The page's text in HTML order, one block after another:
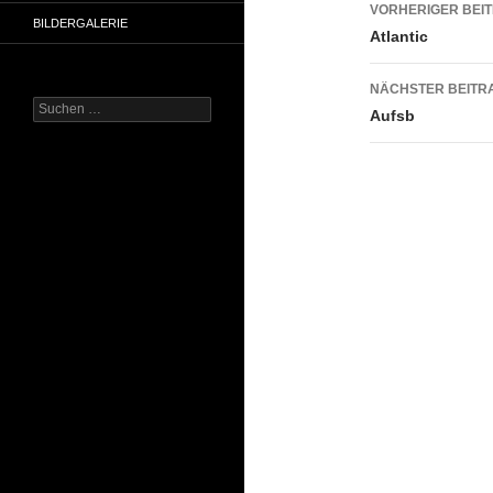
VORHERIGER
Atlantic
NÄCHSTER
Aufsb
BILDERGALERIE
Suchen
nach: